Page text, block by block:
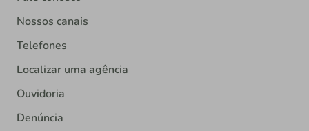
Nossos canais
Telefones
Localizar uma agência
Ouvidoria
Denúncia